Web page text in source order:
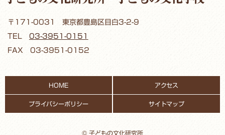
〒171-0031 東京都豊島区目白3-2-9
TEL 03-3951-0151
FAX 03-3951-0152
HOME アクセス
プライバシーポリシー サイトマップ
© 子どもの文化研究所